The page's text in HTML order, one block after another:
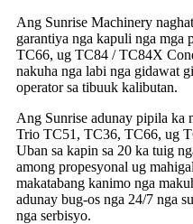
Ang Sunrise Machinery
garantiya nga kapuli nga mga
TC66, ug TC84 / TC84X
nakuha nga labi nga gidawat
operator sa tibuuk kalibutan.
Ang Sunrise adunay pipila ka
Trio TC51, TC36, TC66, ug
Uban sa kapin sa 20 ka tuig
among propesyonal ug
makatabang kanimo nga
adunay bug-os nga 24/7 nga
nga serbisyo.